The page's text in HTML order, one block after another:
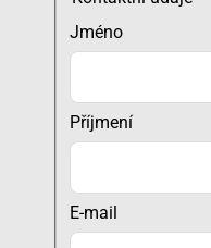
Jméno
Příjmení
E-mail